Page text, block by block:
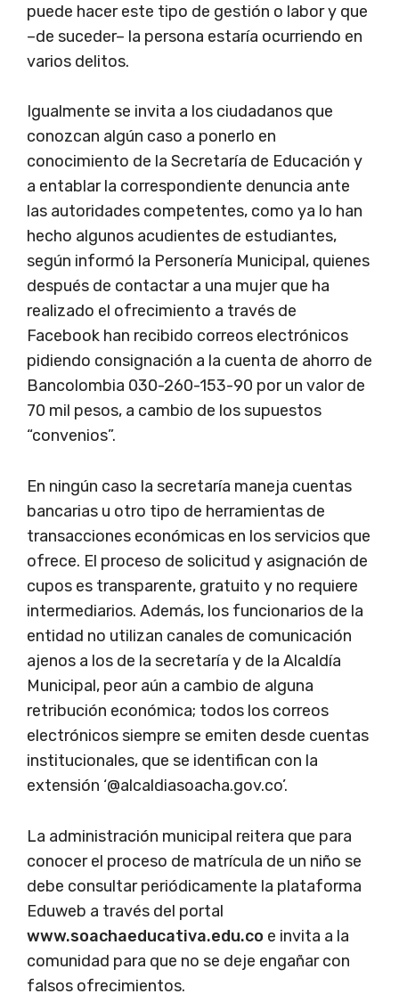
puede hacer este tipo de gestión o labor y que
–de suceder– la persona estaría ocurriendo en
varios delitos.
Igualmente se invita a los ciudadanos que
conozcan algún caso a ponerlo en
conocimiento de la Secretaría de Educación y
a entablar la correspondiente denuncia ante
las autoridades competentes, como ya lo han
hecho algunos acudientes de estudiantes,
según informó la Personería Municipal, quienes
después de contactar a una mujer que ha
realizado el ofrecimiento a través de
Facebook han recibido correos electrónicos
pidiendo consignación a la cuenta de ahorro de
Bancolombia 030-260-153-90 por un valor de
70 mil pesos, a cambio de los supuestos
“convenios”.
En ningún caso la secretaría maneja cuentas
bancarias u otro tipo de herramientas de
transacciones económicas en los servicios que
ofrece. El proceso de solicitud y asignación de
cupos es transparente, gratuito y no requiere
intermediarios. Además, los funcionarios de la
entidad no utilizan canales de comunicación
ajenos a los de la secretaría y de la Alcaldía
Municipal, peor aún a cambio de alguna
retribución económica; todos los correos
electrónicos siempre se emiten desde cuentas
institucionales, que se identifican con la
extensión ‘@alcaldiasoacha.gov.co’.
La administración municipal reitera que para
conocer el proceso de matrícula de un niño se
debe consultar periódicamente la plataforma
Eduweb a través del portal
www.soachaeducativa.edu.co e invita a la
comunidad para que no se deje engañar con
falsos ofrecimientos.